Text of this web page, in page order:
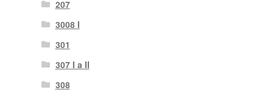
207
3008 I
301
307 I a II
308